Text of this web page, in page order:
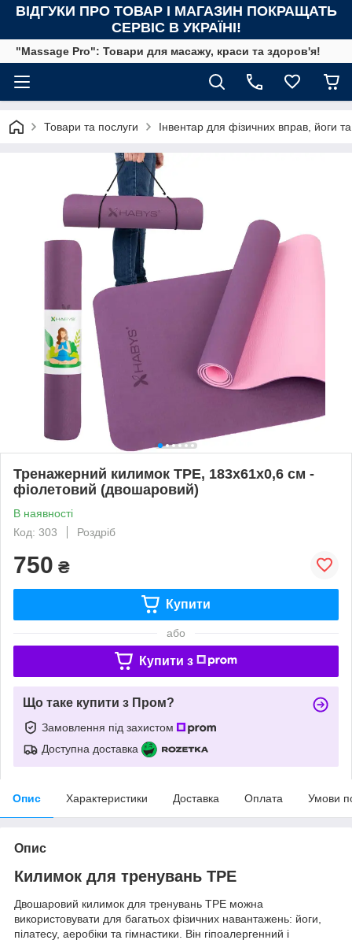
ВІДГУКИ ПРО ТОВАР І МАГАЗИН ПОКРАЩАТЬ
СЕРВІС В УКРАЇНІ!
"Massage Pro": Товари для масажу, краси та здоров'я!
Товари та послуги Інвентар для фізичних вправ, йоги
Тренажерний килимок TPE, 183x61x0,6 см -
фіолетовий (двошаровий)
В наявності
Код: 303
Роздріб
750 ₴
Купити
або
Купити з
Що таке купити з Пром?
Замовлення під захистом
Доступна доставка
Опис Характеристики Доставка Оплата Умови
Опис
Килимок для тренувань ТРЕ
Двошаровий килимок для тренувань ТРЕ можна
використовувати для багатьох фізичних навантажень: йоги,
пілатесу, аеробіки та гімнастики. Він гіпоалергенний і